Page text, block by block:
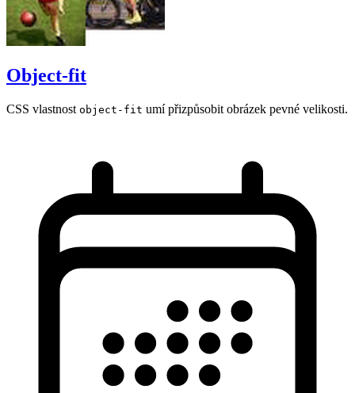
Object-fit
CSS vlastnost object-fit umí přizpůsobit obrázek pevné velikosti.